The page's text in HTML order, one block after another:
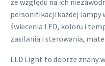
personifikacji każdej lampy
świecenia LED, koloru i
zasilania i sterowania,
LLD Light to dobrze znany